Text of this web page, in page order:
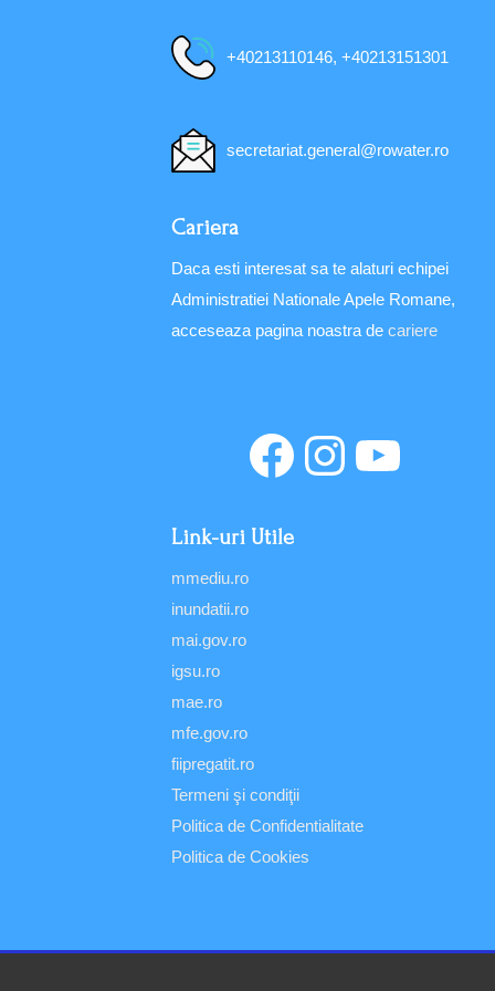
+40213110146, +40213151301
secretariat.general@rowater.ro
Cariera
Daca esti interesat sa te alaturi echipei
Administratiei Nationale Apele Romane,
acceseaza pagina noastra de cariere
Link-uri Utile
mmediu.ro
inundatii.ro
mai.gov.ro
igsu.ro
mae.ro
mfe.gov.ro
fiipregatit.ro
Termeni şi condiţii
Politica de Confidentialitate
Politica de Cookies